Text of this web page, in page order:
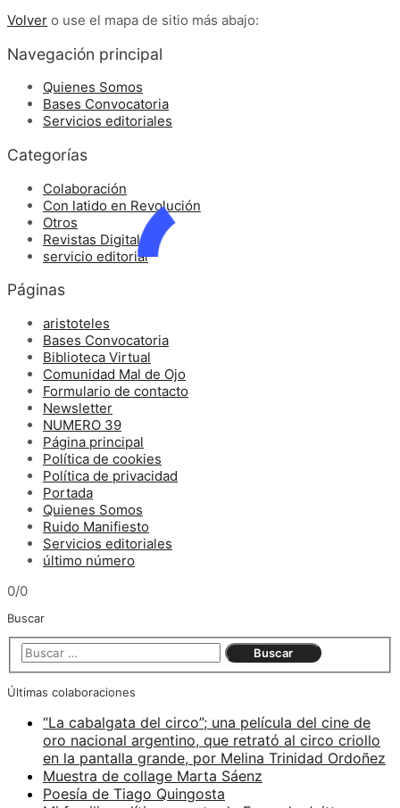
Volver o use el mapa de sitio más abajo:
Navegación principal
Quienes Somos
Bases Convocatoria
Servicios editoriales
Categorías
Colaboración
Con latido en Revolución
Otros
Revistas Digitales
servicio editorial
Páginas
aristoteles
Bases Convocatoria
Biblioteca Virtual
Comunidad Mal de Ojo
Formulario de contacto
Newsletter
NUMERO 39
Página principal
Política de cookies
Política de privacidad
Portada
Quienes Somos
Ruido Manifiesto
Servicios editoriales
último número
0/0
Buscar
Últimas colaboraciones
“La cabalgata del circo”; una película del cine de
oro nacional argentino, que retrató al circo criollo
en la pantalla grande, por Melina Trinidad Ordoñez
Muestra de collage Marta Sáenz
Poesía de Tiago Quingosta